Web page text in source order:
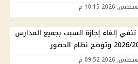
تنفي إلغاء إجازة السبت بجميع المدارس